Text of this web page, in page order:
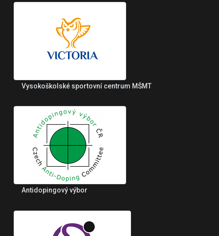
Vysokoškolské sportovní centrum MŠMT
Antidopingový výbor